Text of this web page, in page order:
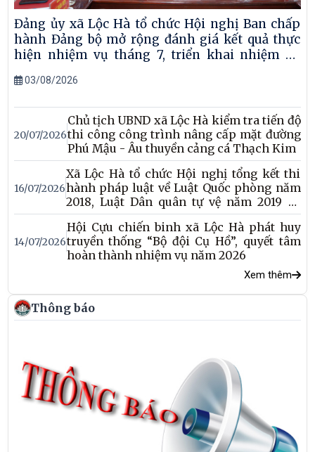
Đảng ủy xã Lộc Hà tổ chức Hội nghị Ban chấp
hành Đảng bộ mở rộng đánh giá kết quả thực
hiện nhiệm vụ tháng 7, triển khai nhiệm vụ
03/08/2026
20/07/2026
Chủ tịch UBND xã Lộc Hà kiểm tra tiến độ
thi công công trình nâng cấp mặt đường
Phú Mậu - Âu thuyền cảng cá Thạch Kim
16/07/2026
Xã Lộc Hà tổ chức Hội nghị tổng kết thi
hành pháp luật về Luật Quốc phòng năm
2018, Luật Dân quân tự vệ năm 2019 và
Luật Giáo dục quốc phòng và an ninh
năm 2013
14/07/2026
Hội Cựu chiến binh xã Lộc Hà phát huy
truyền thống “Bộ đội Cụ Hồ”, quyết tâm
hoàn thành nhiệm vụ năm 2026
Xem thêm
Thông báo